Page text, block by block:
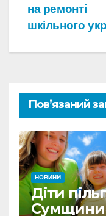
на ремонті
шкільного
Пов’язаний
НОВИНИ
Діти
Сумщини